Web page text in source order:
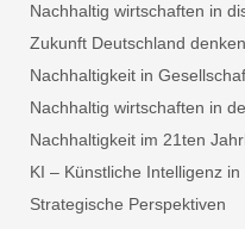
Nachhaltig wirtschaften in
Zukunft Deutschland
Nachhaltigkeit in
Nachhaltig wirtschaften in
Nachhaltigkeit im 21ten
KI – Künstliche Intelligenz
Strategische Perspektiven